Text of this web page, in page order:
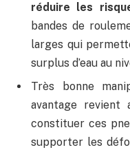
réduire les
bandes de
larges qui
surplus d’eau au
Très bonne
avantage revient
constituer ces
supporter les